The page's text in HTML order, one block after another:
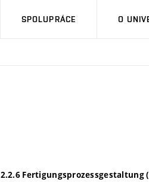
SPOLUPRÁCE O
2.2.6